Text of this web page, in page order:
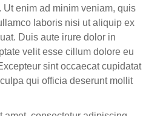
enim ad minim veniam, quis
laboris nisi ut aliquip ex
Duis aute irure dolor in
velit esse cillum dolore eu
sint occaecat cupidatat
qui officia deserunt mollit